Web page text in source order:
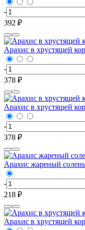
-
392 ₽
Арахис в хрустящей
-
378 ₽
Арахис в хрустящей
-
378 ₽
Арахис жареный
-
218 ₽
Арахис в хрустящей